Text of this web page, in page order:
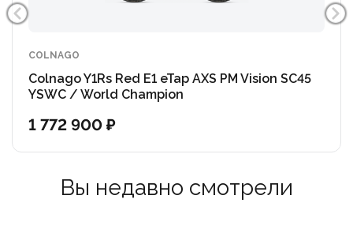
длинных дистанциях.
Тесты, проведенные в реальных условиях, показали,
что для поддержания скорости 50 км/ч Y1Rs
требуется на 20 Вт меньше, чем V4Rs. Данные
скоростных гонках и при сильном ветре.
Y1Rs совместим с самыми современными
электронными системами и имеет полностью
COLNAGO
Colnago Y1Rs Red E1 eTap AXS PM Vision SC45
YSWC / World Champion
1 772 900 ₽
Вы недавно смотрели